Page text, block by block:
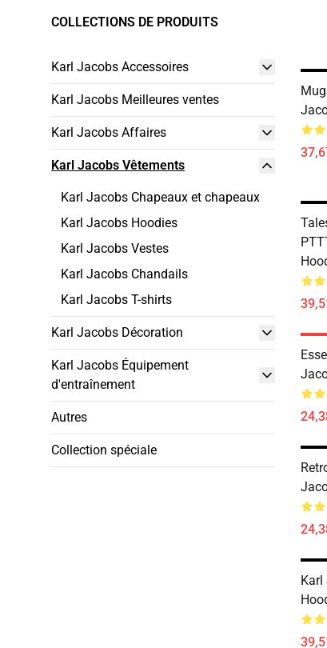
COLLECTIONS DE PRODUITS
Karl Jacobs Accessoires
Karl Jacobs Meilleures ventes
Karl Jacobs Affaires
Karl Jacobs Vêtements
Karl Jacobs Chapeaux et chapeaux
Karl Jacobs Hoodies
Karl Jacobs Vestes
Karl Jacobs Chandails
Karl Jacobs T-shirts
Karl Jacobs Décoration
Karl Jacobs Équipement
d'entraînement
Autres
Collection spéciale
Karl